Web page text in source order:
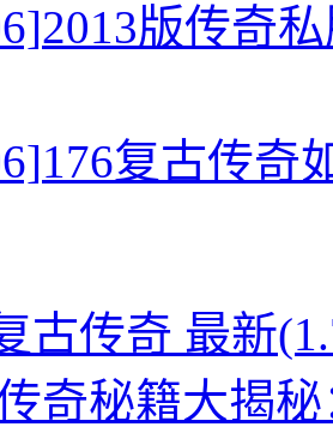
2013版传奇
176复古传奇
古传奇 最新
奇秘籍大揭